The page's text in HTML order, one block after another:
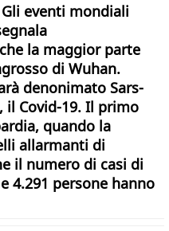
eventi mondiali
la maggior parte
di Wuhan.
denonimato Sars-
il Covid-19. Il primo
quando la
allarmanti di
il numero di casi di
4.291 persone hanno